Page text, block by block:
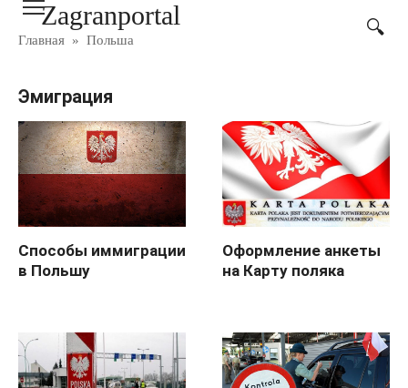
ПерейтиZagranportal
Главная » Польша
Эмиграция
Способы иммиграции
в Польшу
Оформление анкеты
на Карту поляка